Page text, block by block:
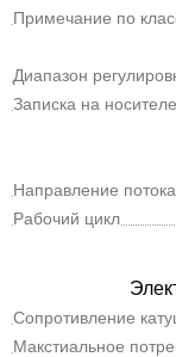
количество
Примечание по
Диапазон
Записка на носителе
Направление потока
Рабочий цикл
Сопротивление
Макстиальное